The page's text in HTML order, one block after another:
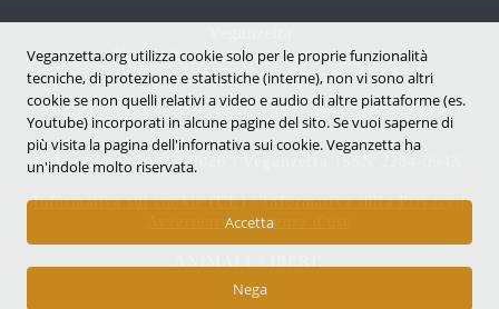
Notizie dal mondo vegan e antispecista
Copyright © 2007 - 2026 |
Informativa sui cookie (UE)|Informativa sulla Privacy|
Avvertenze e Licenza d'uso
Veganzetta.org utilizza cookie solo per le proprie funzionalità
tecniche, di protezione e statistiche (interne), non vi sono altri
cookie se non quelli relativi a video e audio di altre piattaforme (es.
Youtube) incorporati in alcune pagine del sito. Se vuoi saperne di
più visita la pagina dell'infornativa sui cookie. Veganzetta ha
un'indole molto riservata.
Accetta
Nega